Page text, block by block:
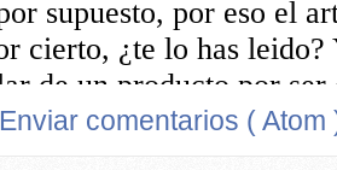
Enviar comentarios ( Atom